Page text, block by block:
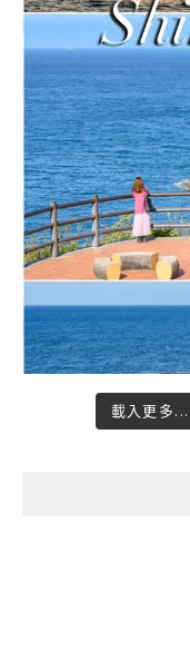
載入更多...